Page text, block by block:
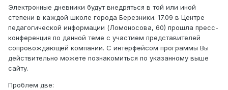
Электронные дневники будут внедряться в той или иной
степени в каждой школе города Березники. 17.09 в Центре
педагогической информации (Ломоносова, 60) прошла пресс-
конференция по данной теме с участием представителей
сопровождающей компании. С интерфейсом программы Вы
действительно можете познакомиться по указанному выше
сайту.
Проблем две: